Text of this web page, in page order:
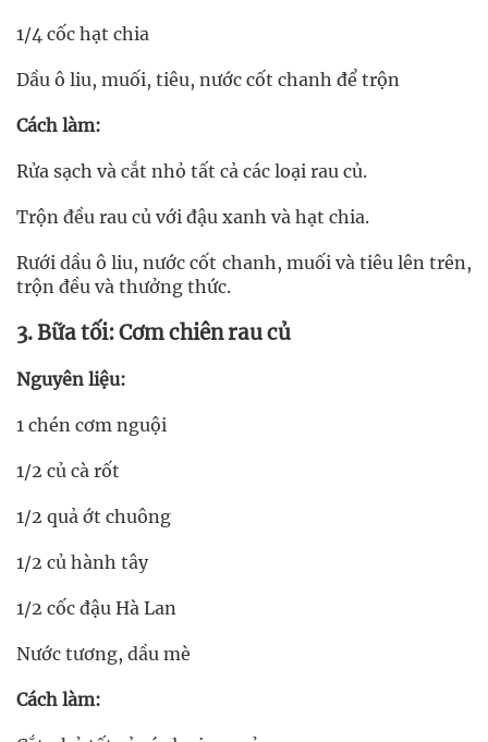
1/4 cốc hạt chia
Dầu ô liu, muối, tiêu, nước cốt chanh để trộn
Cách làm:
Rửa sạch và cắt nhỏ tất cả các loại rau củ.
Trộn đều rau củ với đậu xanh và hạt chia.
Rưới dầu ô liu, nước cốt chanh, muối và tiêu lên trên,
trộn đều và thưởng thức.
3. Bữa tối: Cơm chiên rau củ
Nguyên liệu:
1 chén cơm nguội
1/2 củ cà rốt
1/2 quả ớt chuông
1/2 củ hành tây
1/2 cốc đậu Hà Lan
Nước tương, dầu mè
Cách làm: